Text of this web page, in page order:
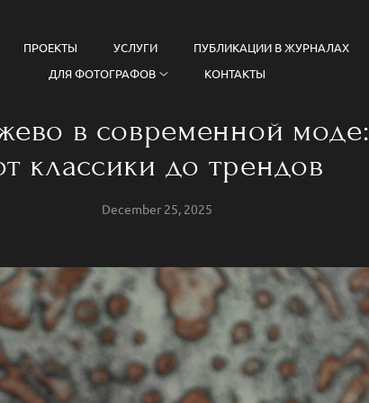
ПРОЕКТЫ УСЛУГИ ПУБЛИКАЦИИ В ЖУРНАЛАХ
ДЛЯ ФОТОГРАФОВ
КОНТАКТЫ
в современной моде:
классики до трендов
December 25, 2025